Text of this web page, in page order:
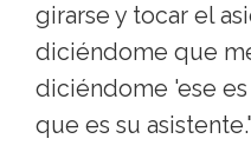
girarse y tocar el
diciéndome que
diciéndome 'ese
que es su asistente."